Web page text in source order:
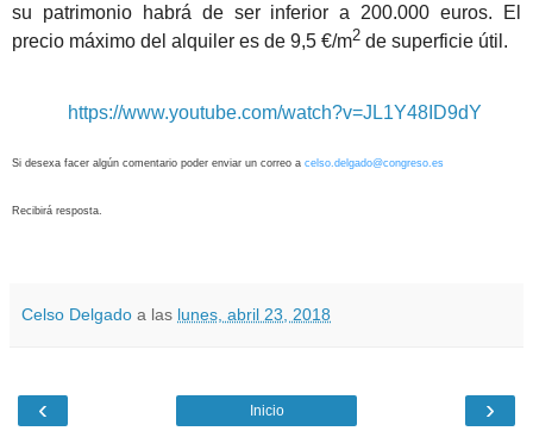
su patrimonio habrá de ser inferior a 200.000 euros. El
precio máximo del alquiler es de 9,5 €/m2 de superficie útil.
https://www.youtube.com/watch?v=JL1Y48ID9dY
Si desexa facer algún comentario poder enviar un correo a celso.delgado@congreso.es
Recibirá resposta.
Celso Delgado a las lunes, abril 23, 2018
‹ ›
Inicio